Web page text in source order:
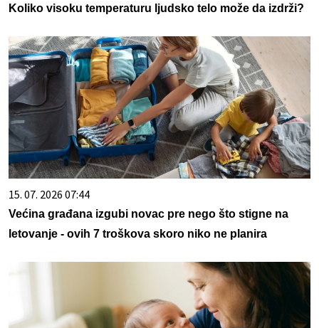
Koliko visoku temperaturu ljudsko telo može da izdrži?
15. 07. 2026 07:44
Većina građana izgubi novac pre nego što stigne na
letovanje - ovih 7 troškova skoro niko ne planira